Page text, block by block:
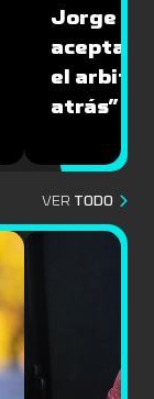
Jorge
aceptar
el
atrás”
VER TODO